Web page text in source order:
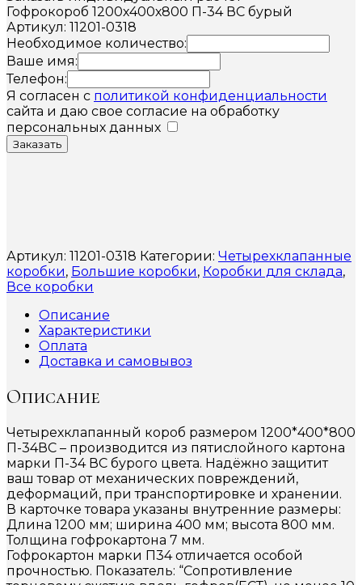
Гофрокороб 1200х400х800 П-34 ВС бурый
Артикул: 11201-0318
Необходимое количество:
Ваше имя:
Телефон:
Я согласен с политикой конфиденциальности
сайта и даю свое согласие на обработку
персональных данных
Заказать
Артикул: 11201-0318 Категории: Четырехклапанные
коробки, Большие коробки, Коробки для склада,
Все коробки
Описание
Характеристики
Оплата
Доставка и самовывоз
Описание
Четырехклапанный короб размером 1200*400*800
П-34ВС – производится из пятислойного картона
марки П-34 ВС бурого цвета. Надёжно защитит
ваш товар от механических повреждений,
деформаций, при транспортировке и хранении.
В карточке товара указаны внутренние размеры:
Длина 1200 мм; ширина 400 мм; высота 800 мм.
Толщина гофрокартона 7 мм.
Гофрокартон марки П34 отличается особой
прочностью. Показатель: “Сопротивление